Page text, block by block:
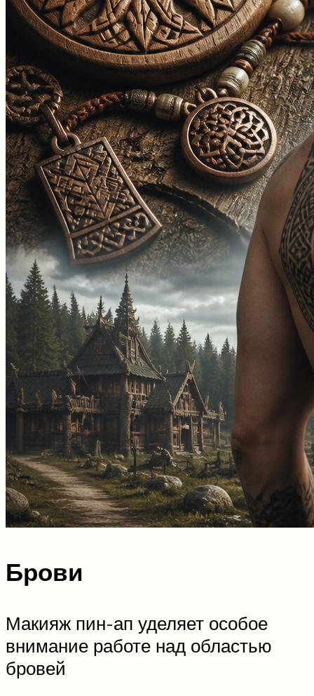
Брови
Макияж пин-ап уделяет особое
внимание работе над областью
бровей